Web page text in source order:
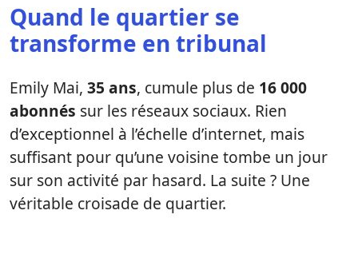
Quand le quartier se
transforme en tribunal
Emily Mai, 35 ans, cumule plus de 16 000
abonnés sur les réseaux sociaux. Rien
d’exceptionnel à l’échelle d’internet, mais
suffisant pour qu’une voisine tombe un jour
sur son activité par hasard. La suite ? Une
véritable croisade de quartier.